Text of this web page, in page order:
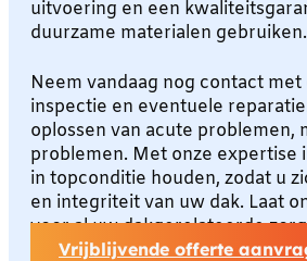
uitvoering en een
duurzame materialen gebruiken.
Neem vandaag nog contact
inspectie en eventuele
oplossen van acute problemen,
problemen. Met onze expertise
in topconditie houden, zodat u
en integriteit van uw dak. Laat
voor al uw dakgerelateerde
Vrijblijvende offerte